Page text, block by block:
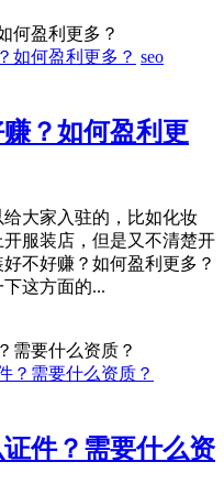
何盈利更多？
seo
？如何盈利更
大家入驻的，比如化妆
服装店，但是又不清楚开
不好赚？如何盈利更多？
这方面的...
需要什么资质？
件？需要什么资